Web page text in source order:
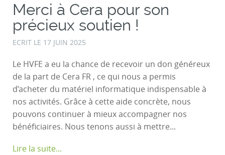
Merci à Cera pour son
précieux soutien !
ECRIT LE 17 JUIN 2025
Le HVFE a eu la chance de recevoir un don généreux
de la part de Cera FR , ce qui nous a permis
d’acheter du matériel informatique indispensable à
nos activités. Grâce à cette aide concrète, nous
pouvons continuer à mieux accompagner nos
bénéficiaires. Nous tenons aussi à mettre...
Lire la suite...